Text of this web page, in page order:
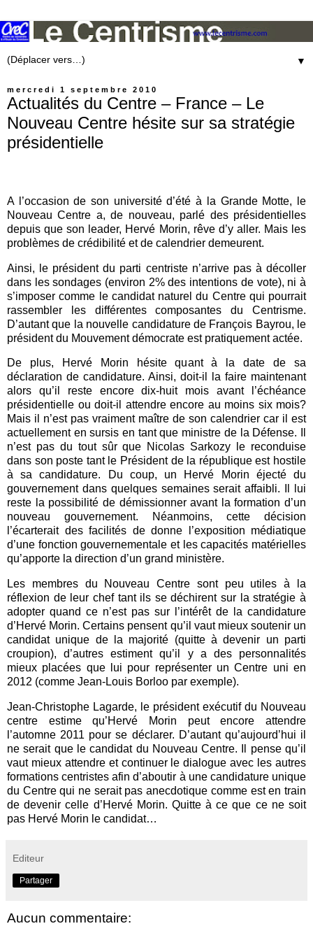
▼
mercredi 1 septembre 2010
Actualités du Centre – France – Le
Nouveau Centre hésite sur sa stratégie
présidentielle
A l’occasion de son université d’été à la Grande Motte, le
Nouveau Centre a, de nouveau, parlé des présidentielles
depuis que son leader, Hervé Morin, rêve d’y aller. Mais les
problèmes de crédibilité et de calendrier demeurent.
Ainsi, le président du parti centriste n’arrive pas à décoller
dans les sondages (environ 2% des intentions de vote), ni à
s’imposer comme le candidat naturel du Centre qui pourrait
rassembler les différentes composantes du Centrisme.
D’autant que la nouvelle candidature de François Bayrou, le
président du Mouvement démocrate est pratiquement actée.
De plus, Hervé Morin hésite quant à la date de sa
déclaration de candidature. Ainsi, doit-il la faire maintenant
alors qu’il reste encore dix-huit mois avant l’échéance
présidentielle ou doit-il attendre encore au moins six mois?
Mais il n’est pas vraiment maître de son calendrier car il est
actuellement en sursis en tant que ministre de la Défense. Il
n’est pas du tout sûr que Nicolas Sarkozy le reconduise
dans son poste tant le Président de la république est hostile
à sa candidature. Du coup, un Hervé Morin éjecté du
gouvernement dans quelques semaines serait affaibli. Il lui
reste la possibilité de démissionner avant la formation d’un
nouveau gouvernement. Néanmoins, cette décision
l’écarterait des facilités de donne l’exposition médiatique
d’une fonction gouvernementale et les capacités matérielles
qu’apporte la direction d’un grand ministère.
Les membres du Nouveau Centre sont peu utiles à la
réflexion de leur chef tant ils se déchirent sur la stratégie à
adopter quand ce n’est pas sur l’intérêt de la candidature
d’Hervé Morin. Certains pensent qu’il vaut mieux soutenir un
candidat unique de la majorité (quitte à devenir un parti
croupion), d’autres estiment qu’il y a des personnalités
mieux placées que lui pour représenter un Centre uni en
2012 (comme Jean-Louis Borloo par exemple).
Jean-Christophe Lagarde, le président exécutif du Nouveau
centre estime qu’Hervé Morin peut encore attendre
l’automne 2011 pour se déclarer. D’autant qu’aujourd’hui il
ne serait que le candidat du Nouveau Centre. Il pense qu’il
vaut mieux attendre et continuer le dialogue avec les autres
formations centristes afin d’aboutir à une candidature unique
du Centre qui ne serait pas anecdotique comme est en train
de devenir celle d’Hervé Morin. Quitte à ce que ce ne soit
pas Hervé Morin le candidat…
Editeur
Partager
Aucun commentaire: